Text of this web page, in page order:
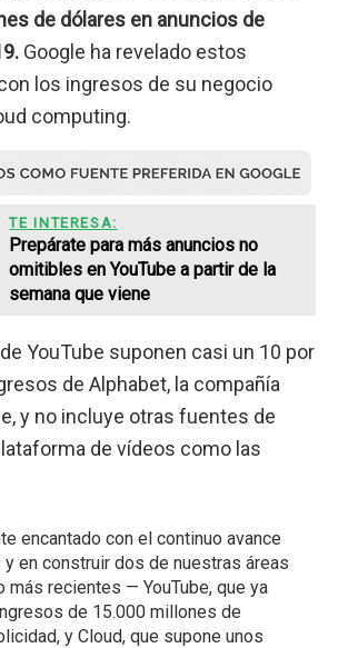
de dólares en anuncios de
Google ha revelado estos
los ingresos de su negocio
computing.
TE INTERESA:
Prepárate para más anuncios no
omitibles en YouTube a partir de la
semana que viene
YouTube suponen casi un 10 por
de Alphabet, la compañía
y no incluye otras fuentes de
de vídeos como las
encantado con el continuo avance
y en construir dos de nuestras áreas
más recientes — YouTube, que ya
de 15.000 millones de
y Cloud, que supone unos